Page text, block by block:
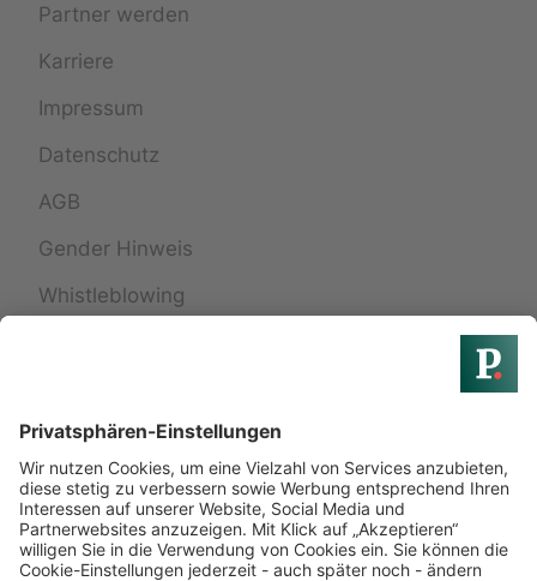
Partner werden
Karriere
Impressum
Datenschutz
AGB
Gender Hinweis
Whistleblowing
Services
24h Pflege